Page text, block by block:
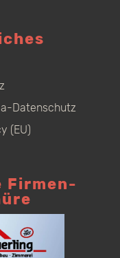
Datenschutz
(EU)
Firmen­